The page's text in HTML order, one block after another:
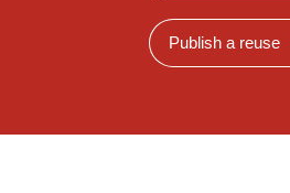
Publish a reuse